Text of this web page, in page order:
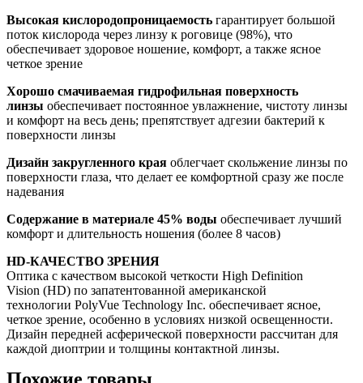
Высокая кислородопроницаемость гарантирует большой
поток кислорода через линзу к роговице (98%), что
обеспечивает здоровое ношение, комфорт, а также ясное
четкое зрение
Хорошо смачиваемая гидрофильная поверхность
линзы обеспечивает постоянное увлажнение, чистоту линзы
и комфорт на весь день; препятствует адгезии бактерий к
поверхности линзы
Дизайн закругленного края облегчает скольжение линзы по
поверхности глаза, что делает ее комфортной сразу же после
надевания
Содержание в материале 45% воды обеспечивает лучший
комфорт и длительность ношения (более 8 часов)
HD-КАЧЕСТВО ЗРЕНИЯ
Оптика с качеством высокой четкости High Definition
Vision (HD) по запатентованной американской
технологии PolyVue Technology Inc. обеспечивает ясное,
четкое зрение, особенно в условиях низкой освещенности.
Дизайн передней асферической поверхности рассчитан для
каждой диоптрии и толщины контактной линзы.